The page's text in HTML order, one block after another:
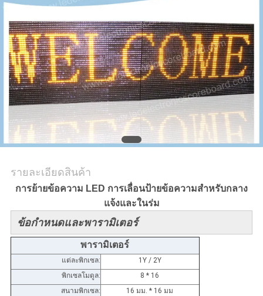
แผนผัง
เว็บไซต์
PRIVACY
POLICY
รายละเอียดสินค้า
การย้ายข้อความ LED การเลื่อนป้ายข้อความสำหรับกลาง
แจ้งและในร่ม
ข้อกำหนดและพารามิเตอร์
พารามิเตอร์
แต่ละพิกเซล:
1Y / 2Y
พิกเซลโมดูล:
8 * 16
สนามพิกเซล:
16 มม. * 16 มม